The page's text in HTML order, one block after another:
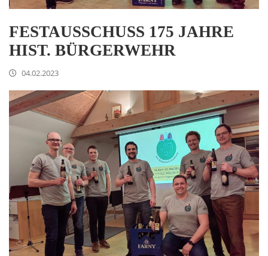
FESTAUSSCHUSS 175 JAHRE
HIST. BÜRGERWEHR
04.02.2023